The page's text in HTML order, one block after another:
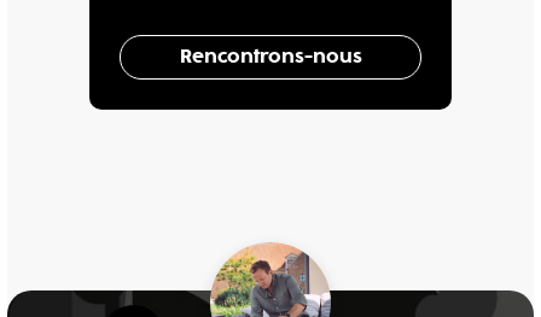
Rencontrons-nous